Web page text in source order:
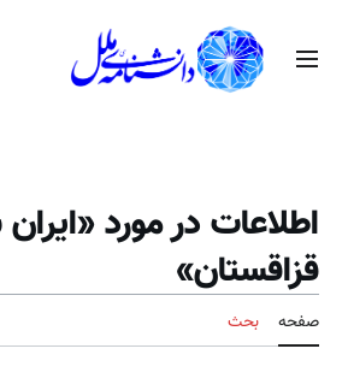
محتوامنوی اصلی
اطلاعات در مورد
قزاقستان»
صفحه بحث